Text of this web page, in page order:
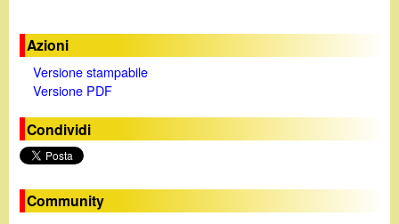
i
e
Azioni
Versione stampabile
Versione PDF
Condividi
Community